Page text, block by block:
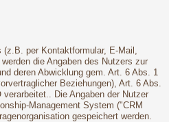
per Kontaktformular, E-Mail,
die Angaben des Nutzers zur
deren Abwicklung gem. Art. 6 Abs. 1
Beziehungen), Art. 6 Abs.
Die Angaben der Nutzer
Management System ("CRM
gespeichert werden.